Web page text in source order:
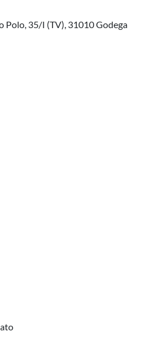
Polo, 35/I (TV), 31010 Godega